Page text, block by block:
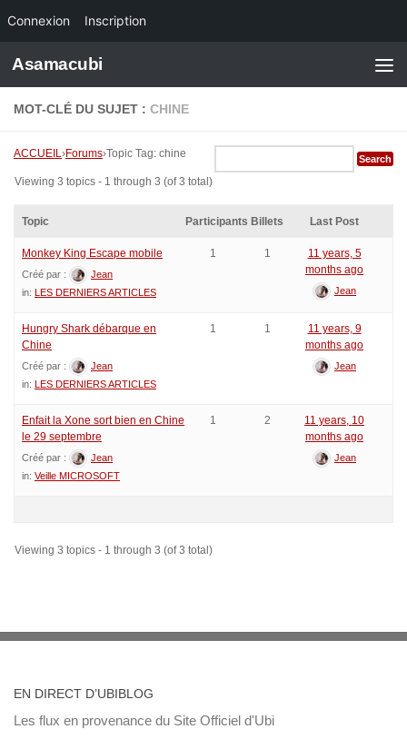
Connexion Inscription
Skip to content
Asamacubi
MOT-CLÉ DU SUJET : CHINE
ACCUEIL›Forums›Topic Tag: chine
Viewing 3 topics - 1 through 3 (of 3 total)
Topic Participants Billets Last Post
Monkey King Escape mobile
Créé par :
Jean
in: LES DERNIERS ARTICLES
1 1
11 years, 5
months ago
Jean
Hungry Shark débarque en
Chine
Créé par :
Jean
in: LES DERNIERS ARTICLES
1 1
11 years, 9
months ago
Jean
Enfait la Xone sort bien en Chine
le 29 septembre
Créé par :
Jean
in: Veille MICROSOFT
1 2
11 years, 10
months ago
Jean
Viewing 3 topics - 1 through 3 (of 3 total)
EN DIRECT D’UBIBLOG
Les flux en provenance du Site Officiel d'Ubi